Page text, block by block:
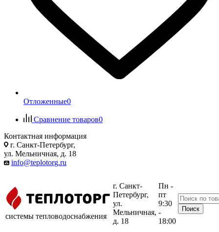
Отложенные0
Сравнение товаров0
Контактная информация
г. Санкт-Петербург,
ул. Мельничная, д. 18
info@teplotorg.ru
системы тепловодоснабжения
г. Санкт-
Петербург,
ул.
Мельничная,
д. 18
Пн -
пт
9:30
-
18:00